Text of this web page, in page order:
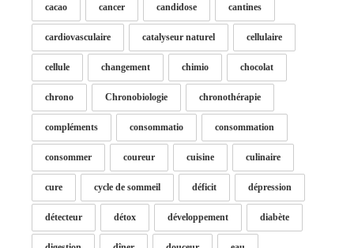
cacao cancer candidose cantines
cardiovasculaire catalyseur naturel cellulaire
cellule changement chimio chocolat
chrono Chronobiologie chronothérapie
compléments consommatio consommation
consommer coureur cuisine culinaire
cure cycle de sommeil déficit dépression
détecteur détox développement diabète